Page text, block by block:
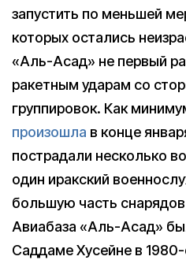
запустить по меньшей
которых остались
«Аль-Асад» не первый
ракетным ударам со
группировок. Как
произошла в конце
пострадали несколько
один иракский
большую часть
Авиабаза «Аль-Асад»
Саддаме Хусейне в